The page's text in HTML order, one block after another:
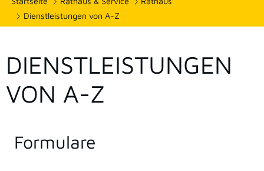
Dienstleistungen von A-Z
Seite
DIENSTLEISTUNGEN
VON A-Z
Formulare